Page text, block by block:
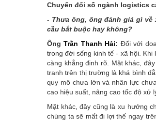
Chuyển đổi số ngành logistics
- Thưa ông, ông đánh giá gì
cầu bắt buộc hay không?
ÔngTrần Thanh Hải: Đối với
trong đời sống kinh tế - xã hội.
càng khẳng định rõ. Mặt khác,
tranh trên thị trường là khá bình
quy mô chưa lớn và nhân lực
cao hiệu suất, nâng cao tốc độ xử
Mặt khác, đây cũng là xu hướng
chúng ta sẽ mất đi lợi thế ngay